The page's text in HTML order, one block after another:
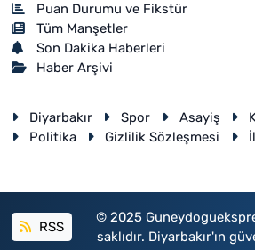
Puan Durumu ve Fikstür
Tüm Manşetler
Son Dakika Haberleri
Haber Arşivi
Diyarbakır Spor Asayiş
Politika
Gizlilik Sözleşmesi
RSS
© 2025
saklıdır. Diyarbakır'ın